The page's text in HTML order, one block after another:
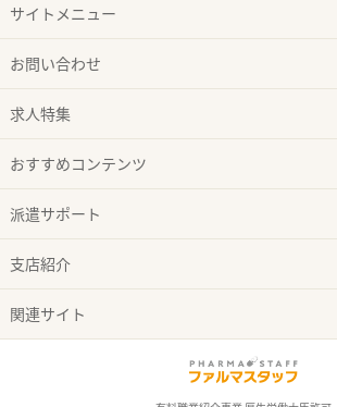
サイトメニュー
お問い合わせ
求人特集
おすすめコンテンツ
派遣サポート
支店紹介
関連サイト